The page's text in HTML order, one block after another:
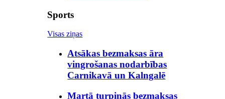
Sports
Visas ziņas
Atsākas bezmaksas āra
vingrošanas nodarbības
Carnikavā un Kalngalē
Martā turpinās bezmaksas